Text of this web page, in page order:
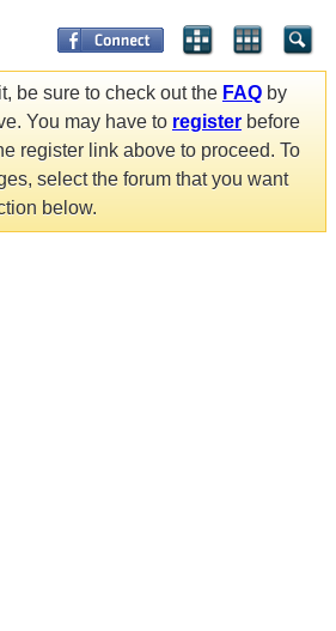
be sure to check out the FAQ by
You may have to register before
register link above to proceed. To
select the forum that you want
below.